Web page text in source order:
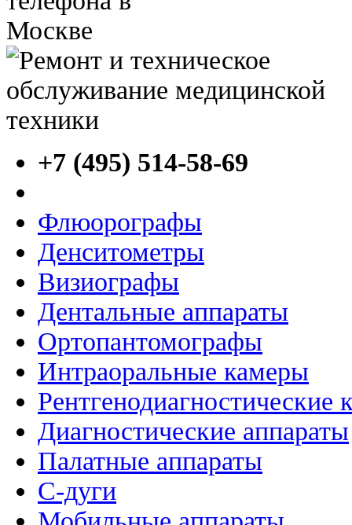
+7 (495) 514-58-69
Флюорографы
Денситометры
Визиографы
Дентальные аппараты
Ортопантомографы
Интраоральные камеры
Рентгенодиагностические
Диагностические аппараты
Палатные аппараты
C-дуги